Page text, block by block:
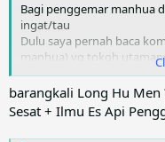
Bagi penggemar manhua
ingat/tau
Dulu saya pernah baca
manhua) yg tokoh
dan juga kawah gunung
Ada yg tau/ingat judulnya
barangkali Long Hu Men
Sesat + Ilmu Es Api